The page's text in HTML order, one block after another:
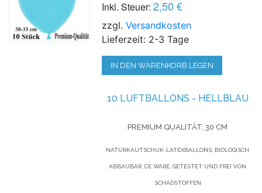
Inkl. Steuer: 2,50 €
zzgl.Versandkosten
Lieferzeit: 2-3 Tage
IN DEN WARENKORB LEGEN
10 LUFTBALLONS - HELLBLAU
PREMIUM QUALITÄT, 30 CM
NATURKAUTSCHUK-LATEXBALLONS, BIOLOGISCH
ABBAUBAR, CE WARE, GETESTET UND FREI VON
SCHADSTOFFEN